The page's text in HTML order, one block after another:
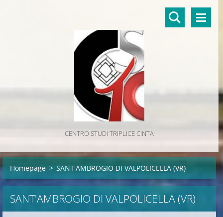
CENTRO STUDI TRIPLICE CINTA
Homepage > SANT'AMBROGIO DI VALPOLICELLA (VR)
SANT'AMBROGIO DI VALPOLICELLA (VR)